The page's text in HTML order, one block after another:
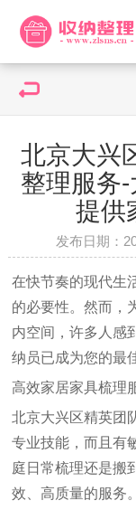
北京大兴
整理服务
提供
发布日期：
在快节奏的现代生
的必要性。然而，
内空间，许多人感
纳员已成为您的最
高效家居家具梳理
北京大兴区精英团
专业技能，而且有
庭日常梳理还是搬
效、高质量的服务